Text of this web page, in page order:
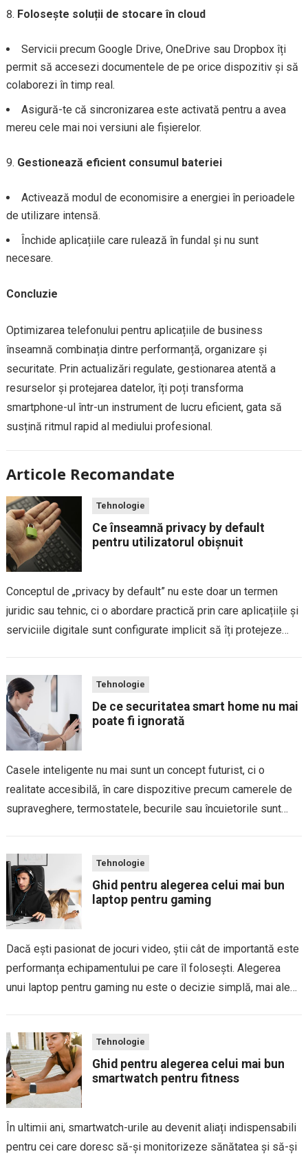
Folosește soluții de stocare în cloud
Servicii precum Google Drive, OneDrive sau Dropbox îți
permit să accesezi documentele de pe orice dispozitiv și să
colaborezi în timp real.
Asigură-te că sincronizarea este activată pentru a avea
mereu cele mai noi versiuni ale fișierelor.
Gestionează eficient consumul bateriei
Activează modul de economisire a energiei în perioadele
de utilizare intensă.
Închide aplicațiile care rulează în fundal și nu sunt
necesare.
Concluzie
Optimizarea telefonului pentru aplicațiile de business
înseamnă combinația dintre performanță, organizare și
securitate. Prin actualizări regulate, gestionarea atentă a
resurselor și protejarea datelor, îți poți transforma
smartphone-ul într-un instrument de lucru eficient, gata să
susțină ritmul rapid al mediului profesional.
Articole Recomandate
Tehnologie
Ce înseamnă privacy by default
pentru utilizatorul obișnuit
Conceptul de „privacy by default” nu este doar un termen
juridic sau tehnic, ci o abordare practică prin care aplicațiile și
serviciile digitale sunt configurate implicit să îți protejeze
Tehnologie
De ce securitatea smart home nu mai
poate fi ignorată
Casele inteligente nu mai sunt un concept futurist, ci o
realitate accesibilă, în care dispozitive precum camerele de
supraveghere, termostatele, becurile sau încuietorile sunt
Tehnologie
Ghid pentru alegerea celui mai bun
laptop pentru gaming
Dacă ești pasionat de jocuri video, știi cât de importantă este
performanța echipamentului pe care îl folosești. Alegerea
unui laptop pentru gaming nu este o decizie simplă, mai ales
Tehnologie
Ghid pentru alegerea celui mai bun
smartwatch pentru fitness
În ultimii ani, smartwatch-urile au devenit aliați indispensabili
pentru cei care doresc să-și monitorizeze sănătatea și să-și